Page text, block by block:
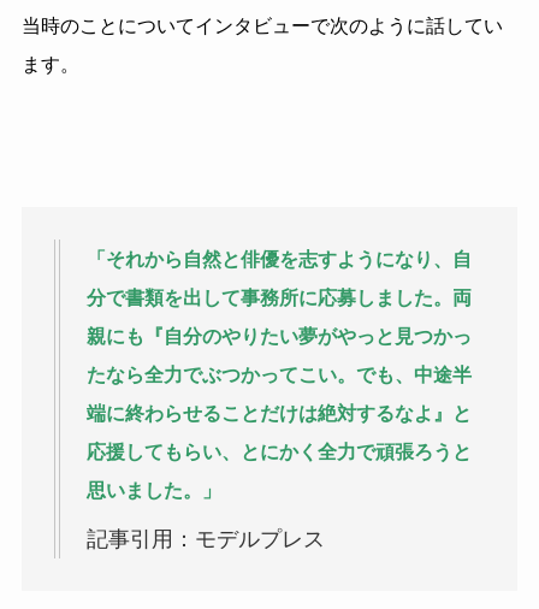
当時のことについてインタビューで次のように話してい
ます。
「それから自然と俳優を志すようになり、自
分で書類を出して事務所に応募しました。両
親にも『自分のやりたい夢がやっと見つかっ
たなら全力でぶつかってこい。でも、中途半
端に終わらせることだけは絶対するなよ』と
応援してもらい、とにかく全力で頑張ろうと
思いました。」
記事引用：モデルプレス